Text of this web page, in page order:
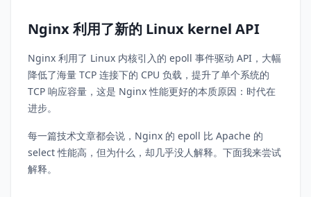
Nginx 利用了新的 Linux kernel API
Nginx 利用了 Linux 内核引入的 epoll 事件驱动 API，大幅
降低了海量 TCP 连接下的 CPU 负载，提升了单个系统的
TCP 响应容量，这是 Nginx 性能更好的本质原因：时代在
进步。
每一篇技术文章都会说，Nginx 的 epoll 比 Apache 的
select 性能高，但为什么，却几乎没人解释。下面我来尝试
解释。